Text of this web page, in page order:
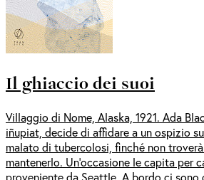
Il ghiaccio dei suoi
Villaggio di Nome, Alaska, 1921. Ada
iñupiat, decide di affidare a un ospizio
malato di tubercolosi, finché non
mantenerlo. Un’occasione le capita per